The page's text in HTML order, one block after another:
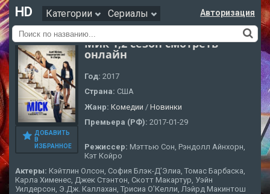
HD Категории Сериалы Авторизация
ДОБАВИТЬ
В
ИЗБРАННОЕ
Мик 1,2 сезон смотреть
онлайн
Год: 2017
Страна: США
Жанр: Комедии / Новинки
Премьера (РФ): 2017-01-29
Режиссер: Мэттью Сон, Рэндолл Айнхорн,
Кэт Койро
Актеры: Кэйтлин Олсон, София Блэк-Д’Элиа, Томас Барбаска,
Карла Хименес, Джек Стэнтон, Скотт Макартур, Уэйн
Уилдерсон, Э.Дж. Каллахан, Трисиа О’Келли, Лэйрд Макинтош